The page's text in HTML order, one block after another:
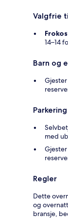
Valgfrie
14–14
Barn og
Parkering
med
Regler
Dette
og
bransje,